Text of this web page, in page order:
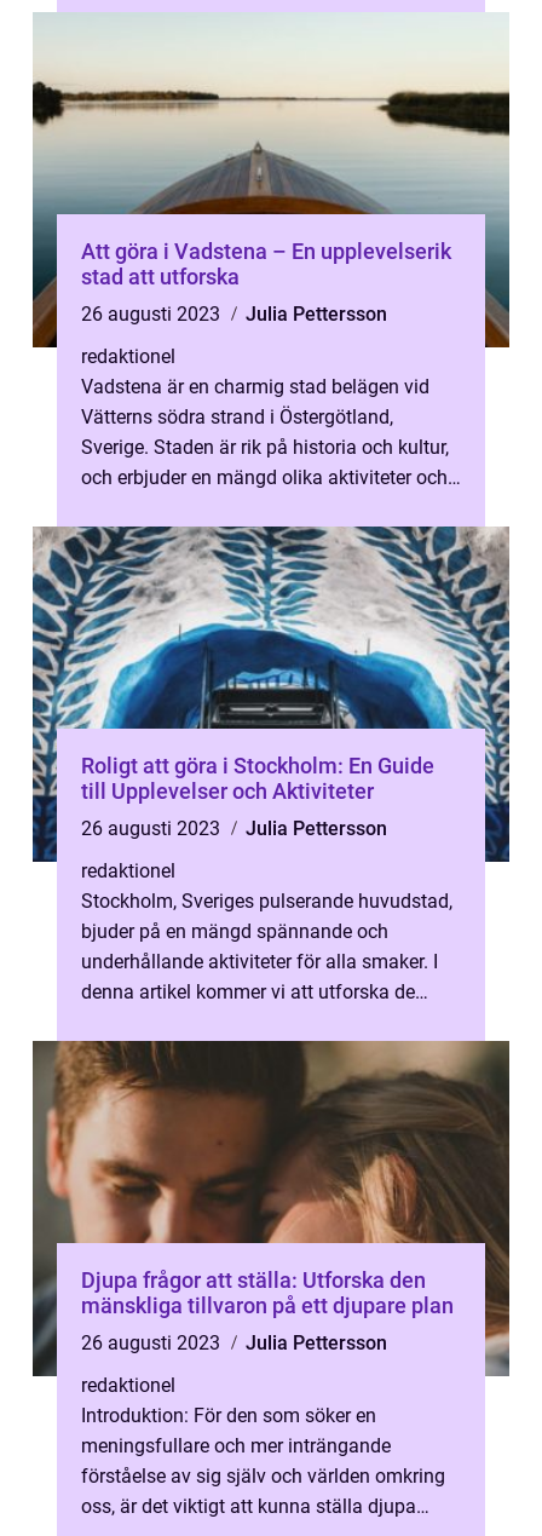
Att göra i Vadstena – En upplevelserik
stad att utforska
26 augusti 2023
Julia Pettersson
redaktionel
Vadstena är en charmig stad belägen vid
Vätterns södra strand i Östergötland,
Sverige. Staden är rik på historia och kultur,
och erbjuder en mängd olika aktiviteter och
Roligt att göra i Stockholm: En Guide
till Upplevelser och Aktiviteter
26 augusti 2023
Julia Pettersson
redaktionel
Stockholm, Sveriges pulserande huvudstad,
bjuder på en mängd spännande och
underhållande aktiviteter för alla smaker. I
denna artikel kommer vi att utforska de
Djupa frågor att ställa: Utforska den
mänskliga tillvaron på ett djupare plan
26 augusti 2023
Julia Pettersson
redaktionel
Introduktion: För den som söker en
meningsfullare och mer inträngande
förståelse av sig själv och världen omkring
oss, är det viktigt att kunna ställa djupa